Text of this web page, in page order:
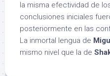
la misma efectividad de
conclusiones iniciales
posteriormente en las
La inmortal lengua de
mismo nivel que la de